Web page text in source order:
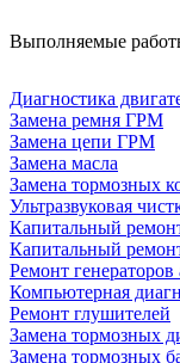
Выполняемые
Диагностика
Замена ремня ГРМ
Замена цепи ГРМ
Замена масла
Замена тормозных
Ультразвуковая
Капитальный
Капитальный
Ремонт
Компьютерная
Ремонт глушителей
Замена тормозных
Замена тормозных